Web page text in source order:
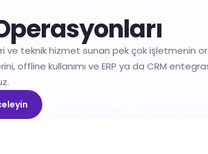
ve teknik hizmet sunan pek çok işletmenin
offline kullanımı ve ERP ya da CRM